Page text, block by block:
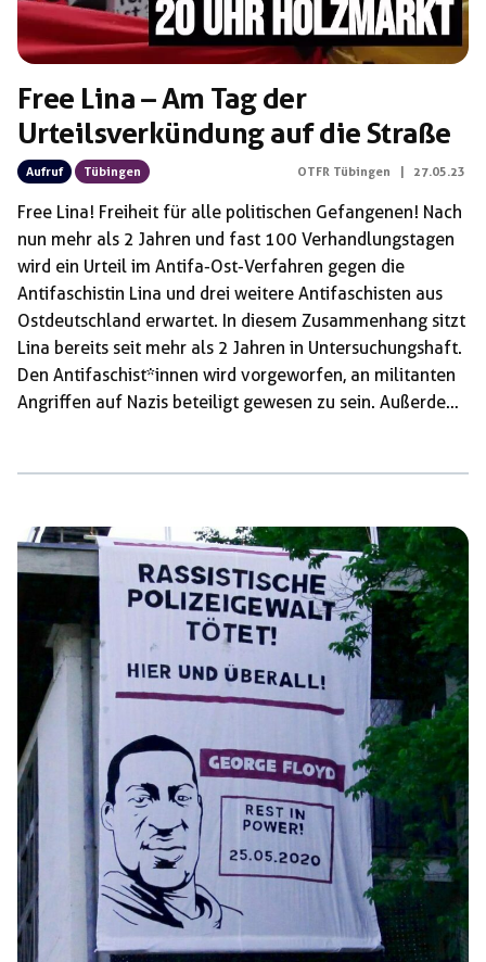
Free Lina – Am Tag der
Urteilsverkündung auf die Straße
Aufruf Tübingen OTFR Tübingen | 27.05.23
Free Lina! Freiheit für alle politischen Gefangenen! Nach
nun mehr als 2 Jahren und fast 100 Verhandlungstagen
wird ein Urteil im Antifa-Ost-Verfahren gegen die
Antifaschistin Lina und drei weitere Antifaschisten aus
Ostdeutschland erwartet. In diesem Zusammenhang sitzt
Lina bereits seit mehr als 2 Jahren in Untersuchungshaft.
Den Antifaschist*innen wird vorgeworfen, an militanten
Angriffen auf Nazis beteiligt gewesen zu sein. Außerdem
Beweise oder konkrete Indizien Antifaschist*innen zu
kriminalisieren. Schon von Anfang an war im Prozess
gegen die Antifaschist*innen klar: die Haftstrafen
werden hoch […]